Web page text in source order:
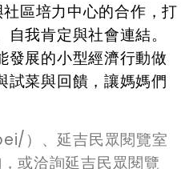
區培力中心的合作，打
我肯定與社會連結。
發展的小型經濟行動做
試菜與回饋，讓媽媽們
）、延吉民眾閱覽室
洽詢延吉民眾閱覽